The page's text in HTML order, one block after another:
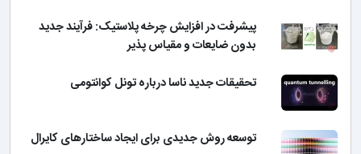
پیشرفت در افزایش چرخه پلاستیک: فرآیند جدید
بدون ضایعات و مقیاس پذیر
تحقیقات جدید ناسا درباره تونل کوانتومی
توسعه روش جدیدی برای ایجاد ساختارهای کایرال